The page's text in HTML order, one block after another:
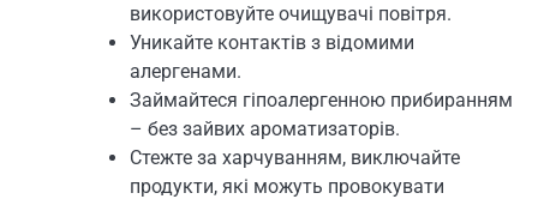
використовуйте очищувачі повітря.
Уникайте контактів з відомими
алергенами.
Займайтеся гіпоалергенною прибиранням
– без зайвих ароматизаторів.
Стежте за харчуванням, виключайте
продукти, які можуть провокувати